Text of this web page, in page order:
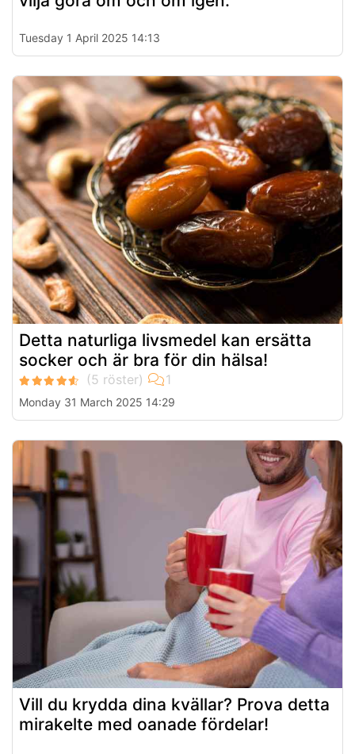
Tuesday 1 April 2025 14:13
Detta naturliga livsmedel kan ersätta
socker och är bra för din hälsa!
Monday 31 March 2025 14:29
Vill du krydda dina kvällar? Prova detta
mirakelte med oanade fördelar!